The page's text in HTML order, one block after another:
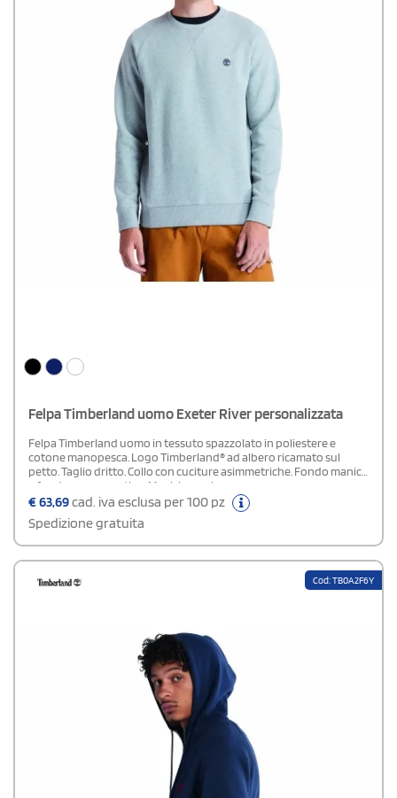
Felpa Timberland uomo Exeter River personalizzata
Felpa Timberland uomo in tessuto spazzolato in poliestere e
cotone manopesca. Logo Timberland® ad albero ricamato sul
petto. Taglio dritto. Collo con cuciture asimmetriche. Fondo manica
e fondo capo a costine. Maniche raglan.
€63,69cad. iva esclusa per 100 pz
Spedizione gratuita
Cod: TB0A2F6Y